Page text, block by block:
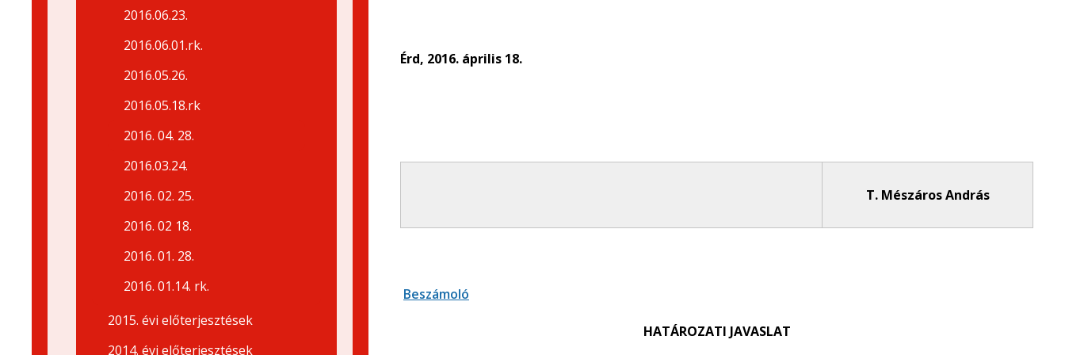
Érd, 2016. április 18.
T. Mészáros András
Beszámoló
HATÁROZATI JAVASLAT
2016.06.23.
2016.06.01.rk.
2016.05.26.
2016.05.18.rk
2016. 04. 28.
2016.03.24.
2016. 02. 25.
2016. 02 18.
2016. 01. 28.
2016. 01.14. rk.
2015. évi előterjesztések
2014. évi előterjesztések